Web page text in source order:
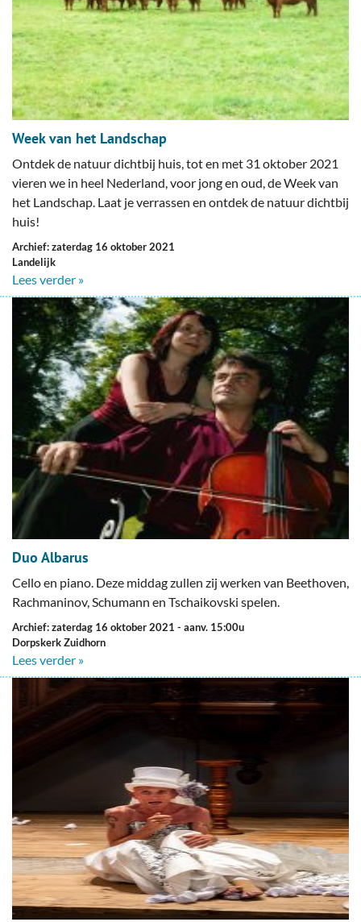
Week van het Landschap
Ontdek de natuur dichtbij huis, tot en met 31 oktober 2021
vieren we in heel Nederland, voor jong en oud, de Week van
het Landschap. Laat je verrassen en ontdek de natuur dichtbij
huis!
Archief: zaterdag 16 oktober 2021
Landelijk
Lees verder »
Duo Albarus
Cello en piano. Deze middag zullen zij werken van Beethoven,
Rachmaninov, Schumann en Tschaikovski spelen.
Archief: zaterdag 16 oktober 2021 - aanv. 15:00u
Dorpskerk Zuidhorn
Lees verder »